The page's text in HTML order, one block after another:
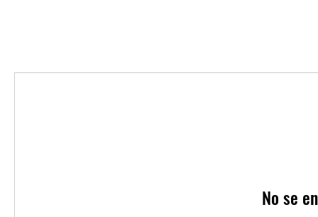
No se